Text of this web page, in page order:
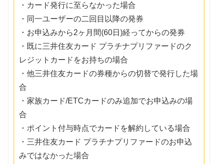
・カード発行に至らなかった場合
・同一ユーザーの二回目以降の発券
・お申込みから2ヶ月間(60日)経ってからの発券
・既に三井住友カード プラチナプリファードのク
レジットカードをお持ちの場合
・他三井住友カードの券種からの切替で発行した場
合
・家族カード/ETCカードのみ追加でお申込みの場
合
・ポイント付与時点でカードを解約している場合
・三井住友カード プラチナプリファードのお申込
みではなかった場合